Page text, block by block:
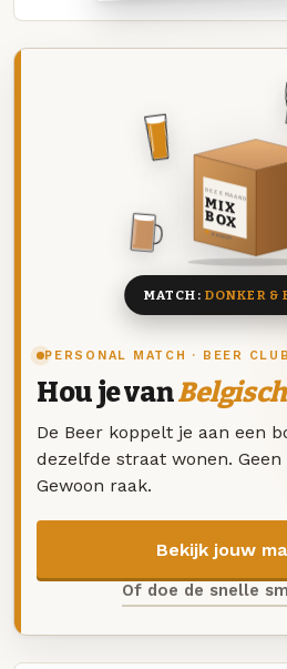
PERSONAL MATCH · BEER CLUB
Hou je van
De Beer koppelt je aan een
dezelfde straat wonen.
Gewoon raak.
Bekijk jouw
Of doe de snelle
DEZE MAAND
MIX
BOX
8 BIEREN
MATCH: DONKER &